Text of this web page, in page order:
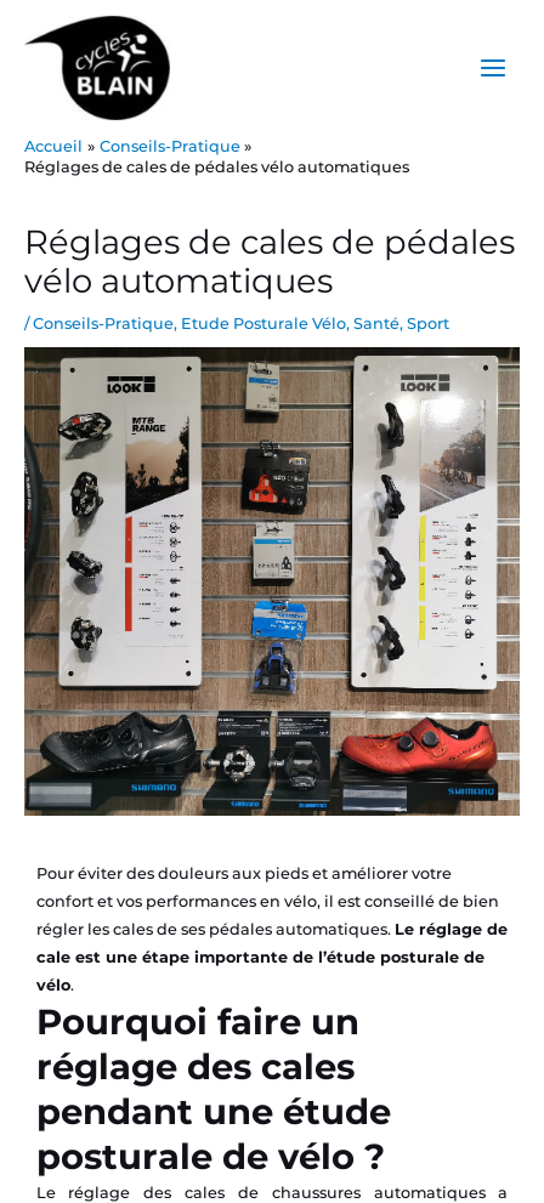
contenu
Menu
Accueil
Conseils-Pratique
Réglages de cales de pédales vélo automatiques
Réglages de cales de pédales
vélo automatiques
/Conseils-Pratique, Etude Posturale Vélo, Santé, Sport
Pour éviter des douleurs aux pieds et améliorer votre
confort et vos performances en vélo, il est conseillé de bien
régler les cales de ses pédales automatiques. Le réglage de
cale est une étape importante de l’étude posturale de
vélo.
Pourquoi faire un
réglage des cales
pendant une étude
posturale de vélo ?
Le réglage des cales de chaussures automatiques a